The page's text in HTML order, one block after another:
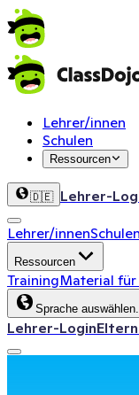
Lehrer/innen
Schulen
Ressourcen
🇩🇪 Lehrer-
Lehrer/innenSchulen
Ressourcen
TrainingMaterial
Sprache
Lehrer-Login